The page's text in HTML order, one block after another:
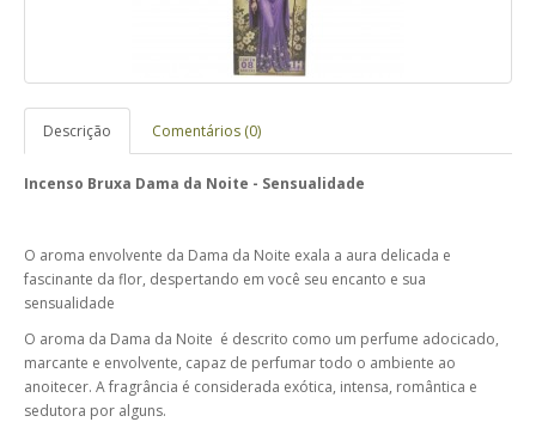
Descrição Comentários (0)
Incenso Bruxa Dama da Noite - Sensualidade
O aroma envolvente da Dama da Noite exala a aura delicada e
fascinante da flor, despertando em você seu encanto e sua
sensualidade
O aroma da Dama da Noite é descrito como um perfume adocicado,
marcante e envolvente, capaz de perfumar todo o ambiente ao
anoitecer. A fragrância é considerada exótica, intensa, romântica e
sedutora por alguns.